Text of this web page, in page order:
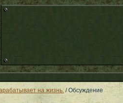
на жизнь. / Обсуждение